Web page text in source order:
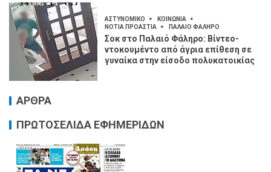
ΑΣΤΥΝΟΜΙΚΟ
ΚΟΙΝΩΝΙΑ
ΝΟΤΙΑ ΠΡΟΑΣΤΙΑ
ΠΑΛΑΙΟ ΦΑΛΗΡΟ
Σοκ στο Παλαιό Φάληρο: Βίντεο-
ντοκουμέντο από άγρια επίθεση σε
γυναίκα στην είσοδο πολυκατοικίας
ΑΡΘΡΑ
ΠΡΩΤΟΣΕΛΙΔΑ ΕΦΗΜΕΡΙΔΩΝ